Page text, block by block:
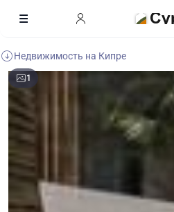
Недвижимость на Кипре
1